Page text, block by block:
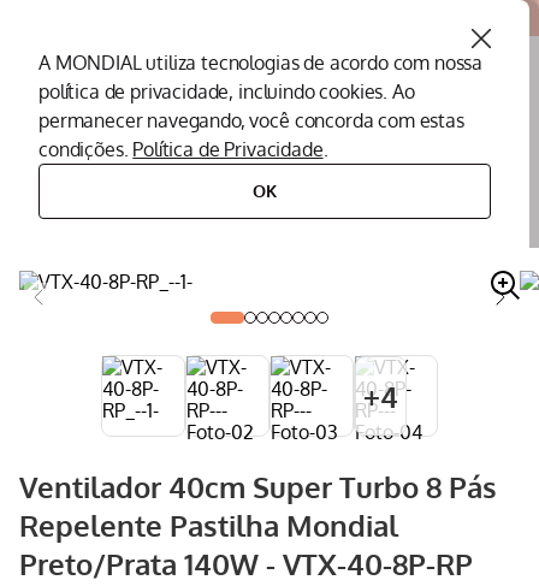
A MONDIAL utiliza tecnologias de acordo com nossa
política de privacidade, incluindo cookies. Ao
permanecer navegando, você concorda com estas
condições. Política de Privacidade.
OK
O que você procura?
ventilador
preto/prata 140w - vtx-40-8p-rp
+4
Ventilador 40cm Super Turbo 8 Pás
Repelente Pastilha Mondial
Preto/Prata 140W - VTX-40-8P-RP
2º Air Fryer
Assistencia Tecnica
Liquidificador
7º Panificadora
8º Panela Elétrica
9º Aspirador